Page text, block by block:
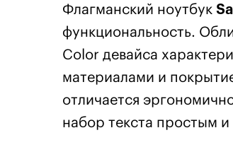
Флагманский ноутбук
функциональность.
Color девайса
материалами и
отличается
набор текста простым